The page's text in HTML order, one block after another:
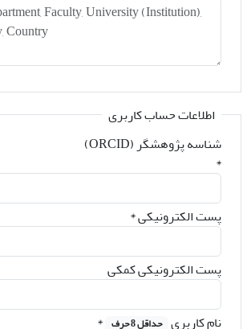
اطلاعات حساب کاربری
شناسه پژوهشگر (ORCID)
*
پست الکترونیکی*
پست الکترونیکی کمکی
نام کاربری حداقل 8 حرف *